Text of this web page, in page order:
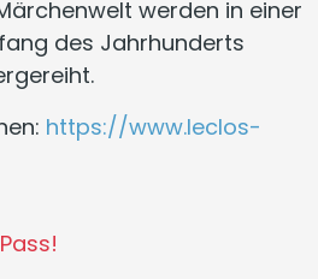
werden in einer
des Jahrhunderts
https://www.leclos-